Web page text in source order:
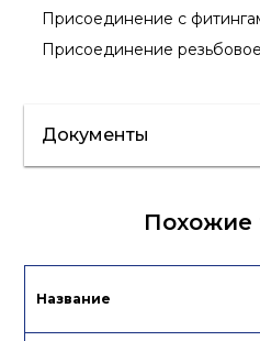
Присоединение с
Присоединение
Документы
Декларация
Инструкция
Похожие
Название